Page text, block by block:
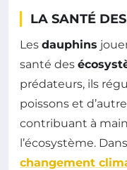
LA SANTÉ
Les dauphins
santé des
prédateurs, ils
poissons et
contribuant à
l’écosystème.
changement